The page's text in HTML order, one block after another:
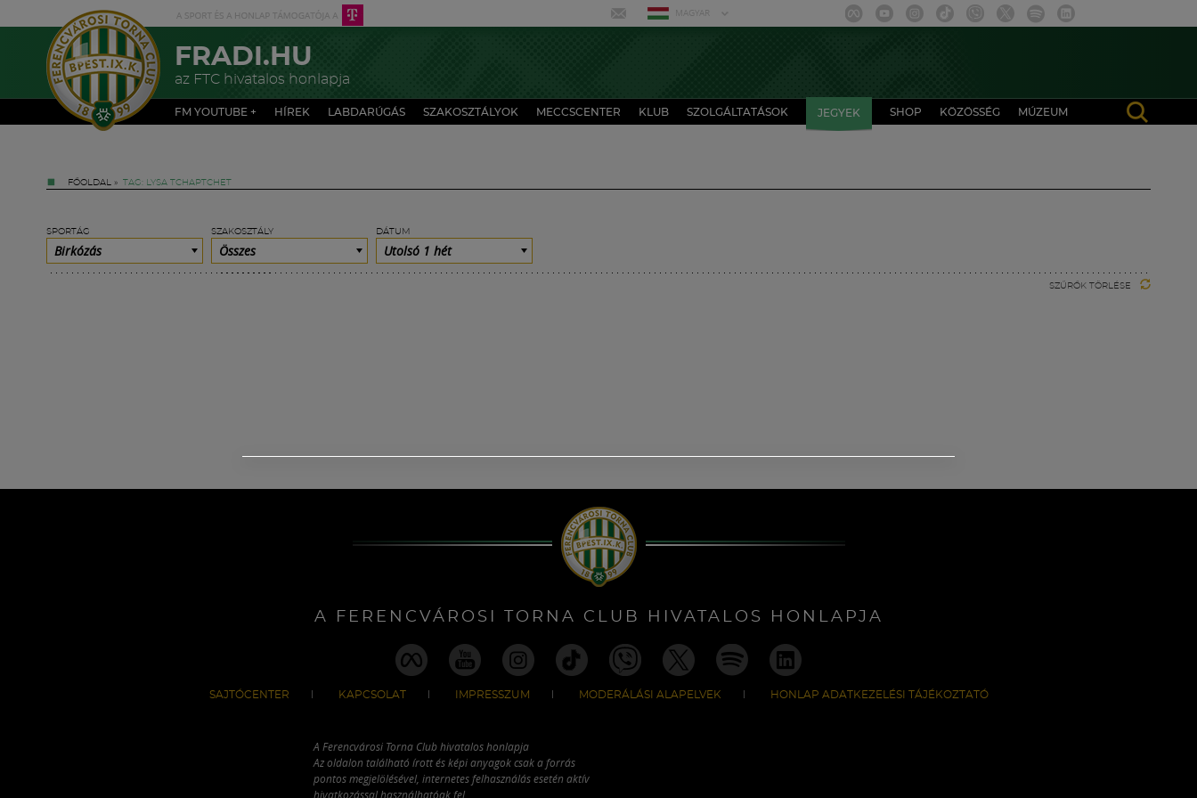
MAGYAR
FRADI.HU
az FTC hivatalos honlapja
FM YOUTUBE + HÍREK LABDARÚGÁS SZAKOSZTÁLYOK MECCSCENTER KLUB SZOLGÁLTATÁSOK JEGYEK SHOP KÖZÖSSÉG MÚZEUM
FŐOLDAL » TAG: LYSA TCHAPTCHET
SPORTÁG
Birkózás
SZAKOSZTÁLY
Összes
DÁTUM
Utolsó 1 hét
SZŰRŐK TÖRLÉSE
A FERENCVÁROSI TORNA CLUB HIVATALOS HONLAPJA
SAJTÓCENTER KAPCSOLAT IMPRESSZUM MODERÁLÁSI ALAPELVEK HONLAP ADATKEZELÉSI TÁJÉKOZTATÓ
A Ferencvárosi Torna Club hivatalos honlapja
Az oldalon található írott és képi anyagok csak a forrás
pontos megjelölésével, internetes felhasználás esetén aktív
hivatkozással használhatóak fel.